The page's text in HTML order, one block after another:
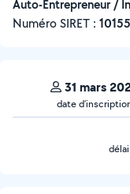
Auto-Entrepreneur /
Numéro SIRET :
31 mars
date